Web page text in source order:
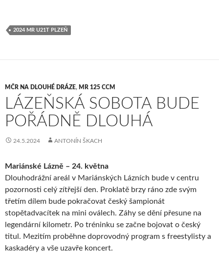
2024 MR U21T PLZEŇ
MČR NA DLOUHÉ DRÁZE, MR 125 CCM
LÁZEŇSKÁ SOBOTA BUDE
POŘÁDNĚ DLOUHÁ
24.5.2024 ANTONÍN ŠKACH
Mariánské Lázně – 24. května
Dlouhodrážní areál v Mariánských Lázních bude v centru
pozornosti celý zítřejší den. Proklatě brzy ráno zde svým
třetím dílem bude pokračovat český šampionát
stopětadvacítek na mini oválech. Záhy se dění přesune na
legendární kilometr. Po tréninku se začne bojovat o český
titul. Mezitím proběhne doprovodný program s freestylisty a
kaskadéry a vše uzavře koncert.